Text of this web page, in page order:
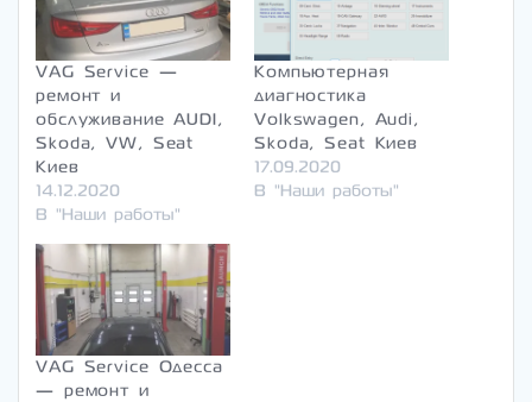
VAG Service —
ремонт и
обслуживание AUDI,
Skoda, VW, Seat
Киев
14.12.2020
В "Наши работы"
Компьютерная
диагностика
Volkswagen, Audi,
Skoda, Seat Киев
17.09.2020
В "Наши работы"
VAG Service Одесса
— ремонт и